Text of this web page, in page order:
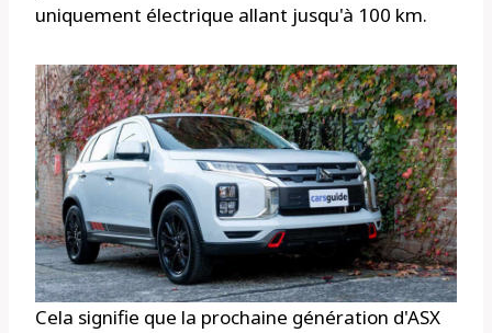
uniquement électrique allant jusqu'à 100 km.
Cela signifie que la prochaine génération d'ASX